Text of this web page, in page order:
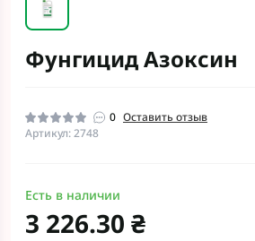
Фунгицид Азоксин
0 Оставить отзыв
Артикул: 2748
Есть в наличии
3 226.30 ₴